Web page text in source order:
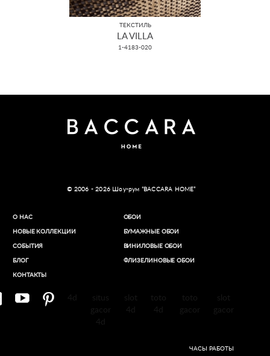
ТЕКСТИЛЬ
LA VILLA
1-4183-020
© 2006 - 2026 Шоу-рум “BACCARA HOME”
О НАС
НОВЫЕ КОЛЛЕКЦИИ
СОБЫТИЯ
БЛОГ
КОНТАКТЫ
ОБОИ
БУМАЖНЫЕ ОБОИ
ВИНИЛОВЫЕ ОБОИ​
ФЛИЗЕЛИНОВЫЕ ОБОИ
ЧАСЫ РАБОТЫ